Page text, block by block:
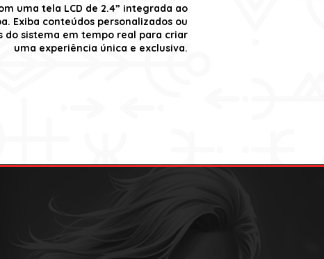
uma tela LCD de 2.4” integrada ao
Exiba conteúdos personalizados ou
do sistema em tempo real para criar
uma experiência única e exclusiva.